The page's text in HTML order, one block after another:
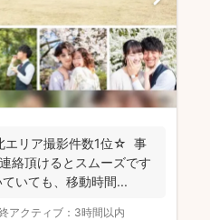
エリア撮影件数1位☆ 事
絡頂けるとスムーズです
いても、移動時間...
アクティブ： 3時間以内